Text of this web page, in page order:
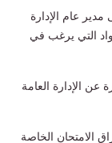
عام الإدارة
التي يرغب في
عن الإدارة العامة
الامتحان الخاصة